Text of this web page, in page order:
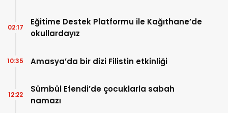
Eğitime Destek Platformu ile Kağıthane’de
okullardayız
02:17
Amasya’da bir dizi Filistin etkinliği
10:35
Sümbül Efendi’de çocuklarla sabah
namazı
12:22